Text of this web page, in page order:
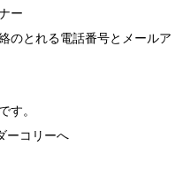
ー
とれる電話番号とメールア
す。